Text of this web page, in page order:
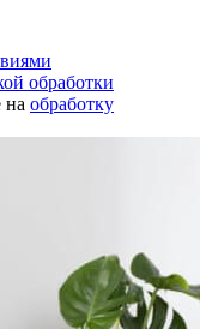
обработки
на обработку